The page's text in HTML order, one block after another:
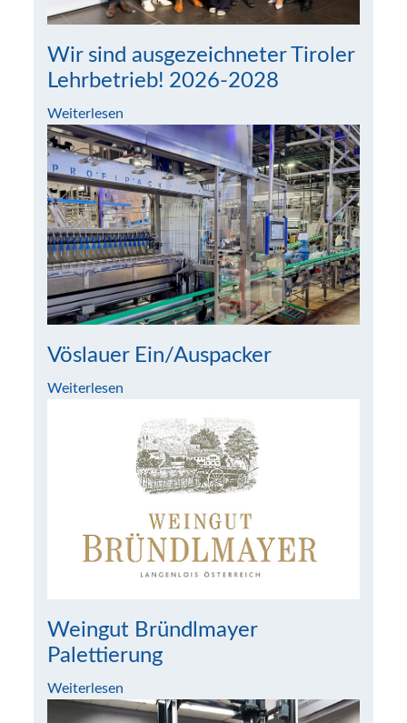
Wir sind ausgezeichneter Tiroler
Lehrbetrieb! 2026-2028
Weiterlesen
Vöslauer Ein/Auspacker
Weiterlesen
Weingut Bründlmayer
Palettierung
Weiterlesen